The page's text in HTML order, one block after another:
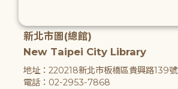
新北市圖(總館)
New Taipei City Library
地址：220218新北市板橋區貴興路139號
電話：02-2953-7868